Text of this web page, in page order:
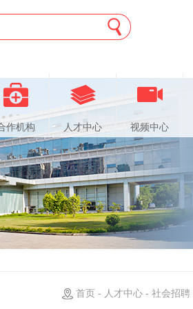
作机构 人才中心 视频中心
首页 - 人才中心 - 社会招聘